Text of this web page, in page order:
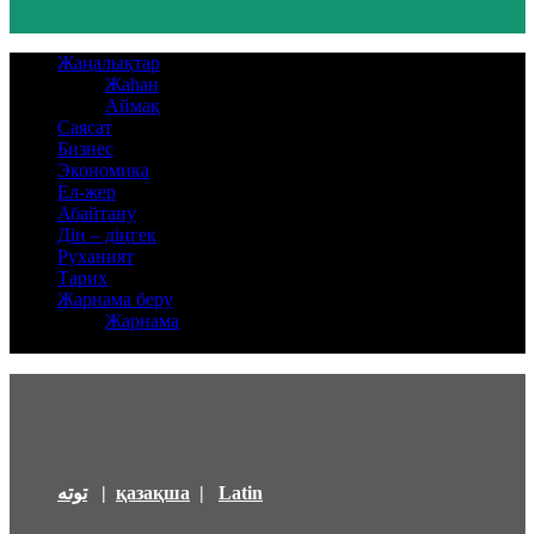
Жаңалықтар
Жаһан
Аймақ
Саясат
Бизнес
Экономика
Ел-жер
Абайтану
Дін – діңгек
Руханият
Тарих
Жарнама беру
Жарнама
توتە| қазақша | Latin